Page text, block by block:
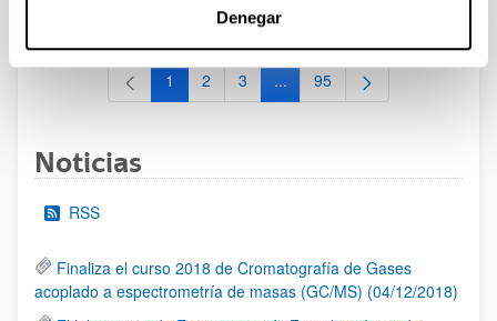
Denegar
al 30/07/2026 (ambos incluídos)
Página
1 Página
2 Página
3 ...Páginas intermedias Use TAB
Página
95
Noticias
RSS
Finaliza el curso 2018 de Cromatografía de Gases
acoplado a espectrometría de masas (GC/MS) (04/12/2018)